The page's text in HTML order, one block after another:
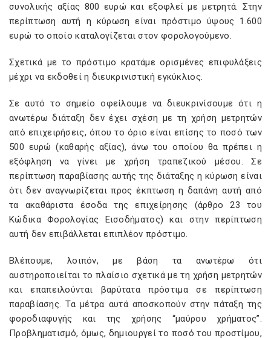
συνολικής αξίας 800 ευρώ και εξοφλεί με μετρητά. Στην
περίπτωση αυτή η κύρωση είναι πρόστιμο ύψους 1.600
ευρώ το οποίο καταλογίζεται στον φορολογούμενο.
Σχετικά με το πρόστιμο κρατάμε ορισμένες επιφυλάξεις
μέχρι να εκδοθεί η διευκρινιστική εγκύκλιος.
Σε αυτό το σημείο οφείλουμε να διευκρινίσουμε ότι η
ανωτέρω διάταξη δεν έχει σχέση με τη χρήση μετρητών
από επιχειρήσεις, όπου το όριο είναι επίσης το ποσό των
500 ευρώ (καθαρής αξίας), άνω του οποίου θα πρέπει η
εξόφληση να γίνει με χρήση τραπεζικού μέσου. Σε
περίπτωση παραβίασης αυτής της διάταξης η κύρωση είναι
ότι δεν αναγνωρίζεται προς έκπτωση η δαπάνη αυτή από
τα ακαθάριστα έσοδα της επιχείρησης (άρθρο 23 του
Κώδικα Φορολογίας Εισοδήματος) και στην περίπτωση
αυτή δεν επιβάλλεται επιπλέον πρόστιμο.
Βλέπουμε, λοιπόν, με βάση τα ανωτέρω ότι
αυστηροποιείται το πλαίσιο σχετικά με τη χρήση μετρητών
και επαπειλούνται βαρύτατα πρόστιμα σε περίπτωση
παραβίασης. Τα μέτρα αυτά αποσκοπούν στην πάταξη της
φοροδιαφυγής και της χρήσης “μαύρου χρήματος”.
Προβληματισμό, όμως, δημιουργεί το ποσό του προστίμου,